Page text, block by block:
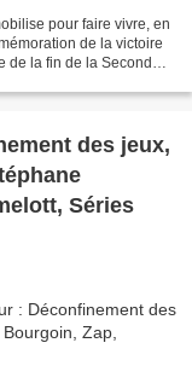
pour faire vivre, en
de la victoire
la fin de la Seconde
des jeux,
Séries